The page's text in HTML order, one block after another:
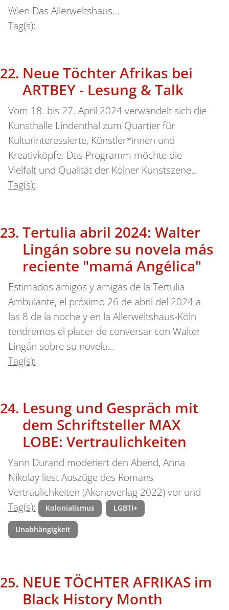
Wien Das Allerweltshaus…
Tag(s):
Neue Töchter Afrikas bei
ARTBEY - Lesung & Talk
Vom 18. bis 27. April 2024 verwandelt sich die
Kunsthalle Lindenthal zum Quartier für
Kulturinteressierte, Künstler*innen und
Kreativköpfe. Das Programm möchte die
Vielfalt und Qualität der Kölner Kunstszene…
Tag(s):
Tertulia abril 2024: Walter
Lingán sobre su novela más
reciente "mamá Angélica"
Estimados amigos y amigas de la Tertulia
Ambulante, el próximo 26 de abril del 2024 a
las 8 de la noche y en la Allerweltshaus-Köln
tendremos el placer de conversar con Walter
Lingán sobre su novela…
Tag(s):
Lesung und Gespräch mit
dem Schriftsteller MAX
LOBE: Vertraulichkeiten
Yann Durand moderiert den Abend, Anna
Nikolay liest Auszüge des Romans
Vertraulichkeiten (Akonoverlag 2022) vor und
Tag(s):
Kolonialismus LGBTI+
Unabhängigkeit
NEUE TÖCHTER AFRIKAS im
Black History Month